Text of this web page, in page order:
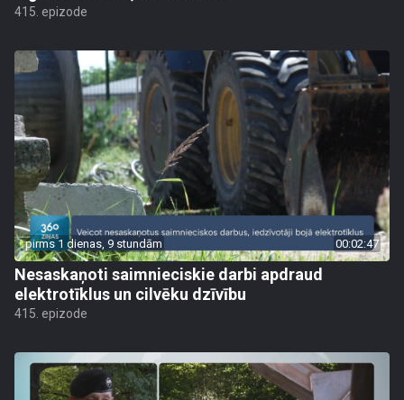
415. epizode
pirms 1 dienas, 9 stundām 00:02:47
Nesaskaņoti saimnieciskie darbi apdraud
elektrotīklus un cilvēku dzīvību
415. epizode